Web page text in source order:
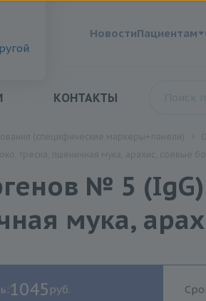
НовостиПациентам
КОНТАКТЫ
№ 5
мука,
1045 руб.